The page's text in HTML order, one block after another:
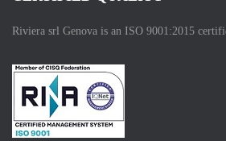
Riviera srl Genova is an ISO 9001:2015